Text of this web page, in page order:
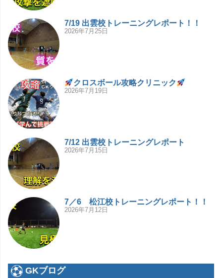
7/19 出雲校トレーニングレポート！！
2026年7月25日
クロスボール攻略クリニック
2026年7月19日
7/12 出雲校トレーニングレポート
2026年7月15日
7／6 松江校トレーニングレポート！！
2026年7月12日
GKブログ